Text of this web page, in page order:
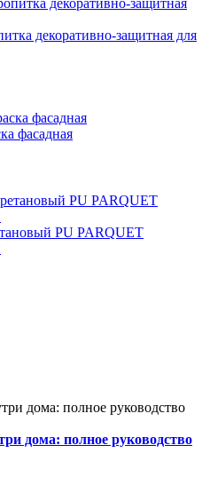
декоративно-защитная для
фасадная
PU PARQUET
дома: полное руководство